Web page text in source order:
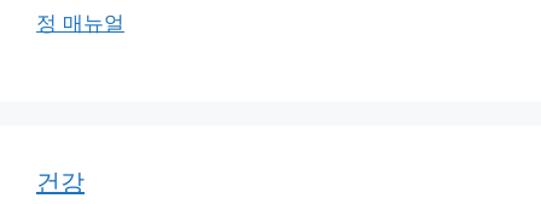
정 매뉴얼
건강